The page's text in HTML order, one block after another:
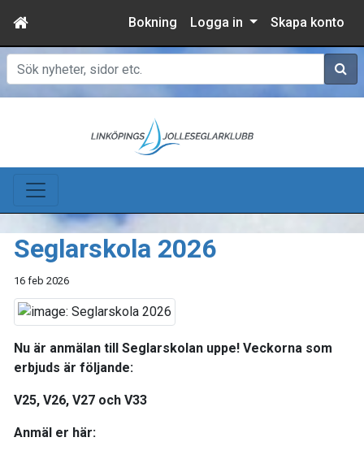
Bokning Logga in Skapa konto
Sök
Seglarskola 2026
16 feb 2026
Nu är anmälan till Seglarskolan uppe! Veckorna som
erbjuds är följande:
V25, V26, V27 och V33
Anmäl er här: